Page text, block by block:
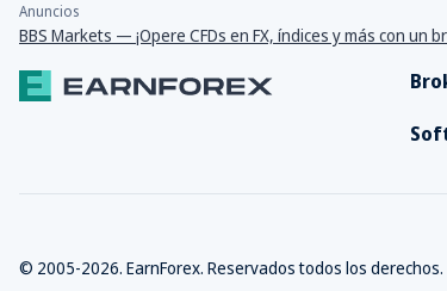
Anuncios
BBS Markets — ¡Opere CFDs en FX, índices y más con un
© 2005-2026. EarnForex. Reservados todos los derechos.